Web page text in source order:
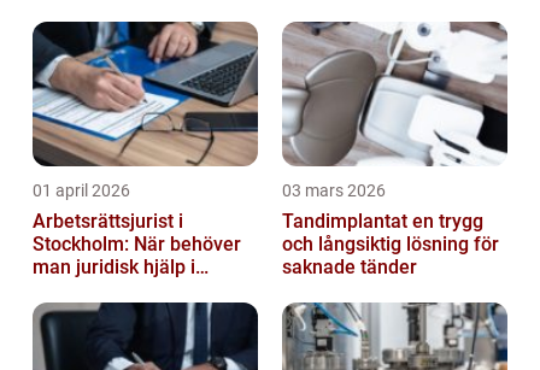
01 april 2026
Arbetsrättsjurist i
Stockholm: När behöver
man juridisk hjälp i
03 mars 2026
Tandimplantat en trygg
och långsiktig lösning för
saknade tänder